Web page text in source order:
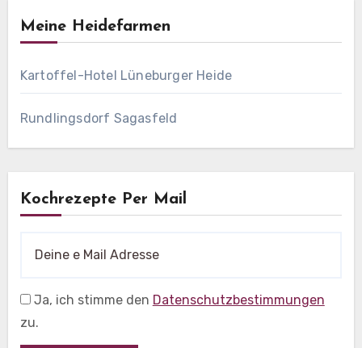
Meine Heidefarmen
Kartoffel-Hotel Lüneburger Heide
Rundlingsdorf Sagasfeld
Kochrezepte Per Mail
Ja, ich stimme den Datenschutzbestimmungen
zu.